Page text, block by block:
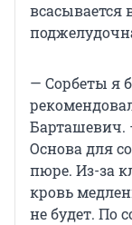
всасывается
— Сорбеты я
Барташевич.
Основа для
пюре. Из-за
кровь
не будет. По